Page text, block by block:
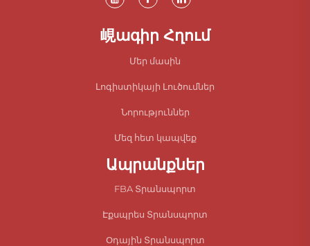
峴ագիր Հղում
Մեր մասին
Լոգիստիկայի Լուծումներ
Նորություններ
Մեզ հետ կապվեք
Ապրանքներ
FBA Տրանսպորտ
Էքսպրես Տրանսպորտ
Օդային Տրանսպորտ